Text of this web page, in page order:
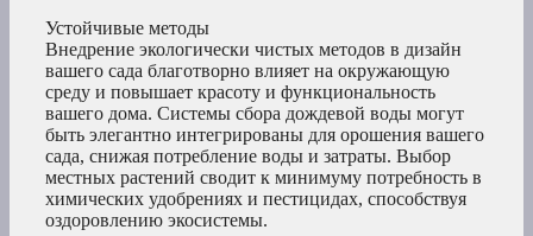
Устойчивые методы
Внедрение экологически чистых методов в дизайн
вашего сада благотворно влияет на окружающую
среду и повышает красоту и функциональность
вашего дома. Системы сбора дождевой воды могут
быть элегантно интегрированы для орошения вашего
сада, снижая потребление воды и затраты. Выбор
местных растений сводит к минимуму потребность в
химических удобрениях и пестицидах, способствуя
оздоровлению экосистемы.